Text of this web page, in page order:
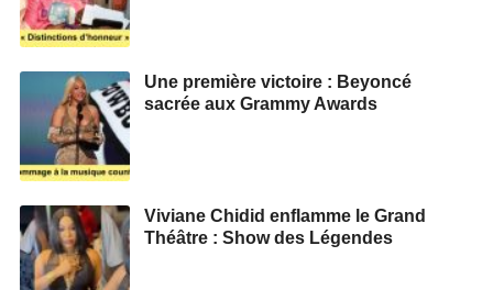
Une première victoire : Beyoncé
sacrée aux Grammy Awards
Viviane Chidid enflamme le Grand
Théâtre : Show des Légendes